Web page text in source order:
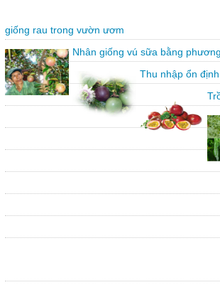
giống rau trong vườn ươm
Nhân giống vú sữa bằng
Thu nhập ổn